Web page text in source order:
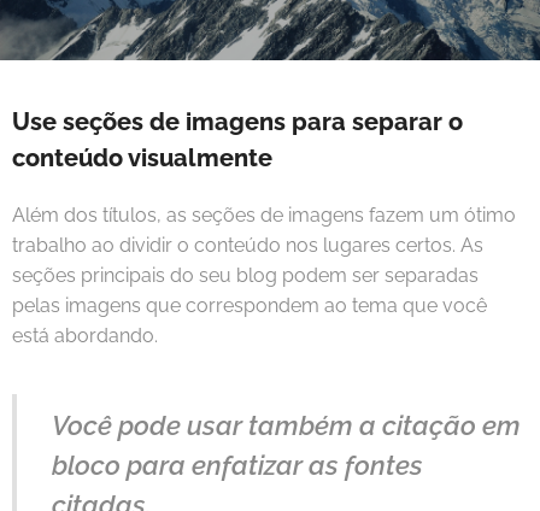
Use seções de imagens para separar o
conteúdo visualmente
Além dos títulos, as seções de imagens fazem um ótimo
trabalho ao dividir o conteúdo nos lugares certos. As
seções principais do seu blog podem ser separadas
pelas imagens que correspondem ao tema que você
está abordando.
Você pode usar também a citação em
bloco para enfatizar as fontes